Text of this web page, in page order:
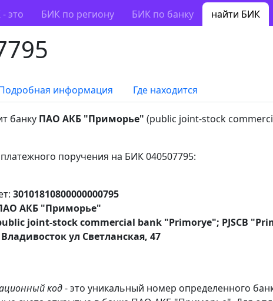
это БИК по региону БИК по банку найти БИК
информация Где находится
банку ПАО АКБ "Приморье" (public joint-stock
поручения на БИК 040507795:
30101810800000000795
АКБ "Приморье"
joint-stock commercial bank "Primorye"; PJSCB
Владивосток ул Светланская, 47
код- это уникальный номер определенного